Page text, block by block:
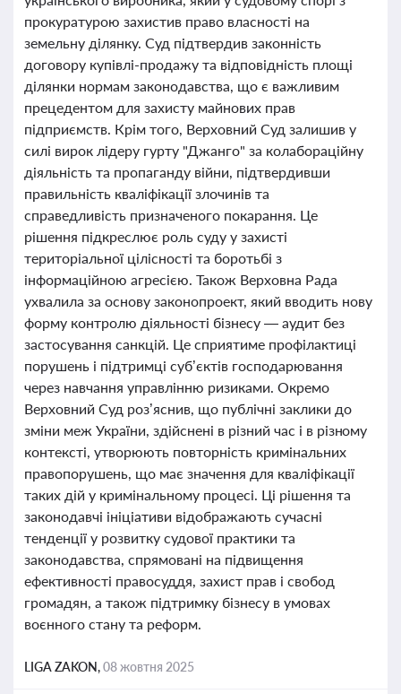
прокуратурою захистив право власності на
земельну ділянку. Суд підтвердив законність
договору купівлі-продажу та відповідність площі
ділянки нормам законодавства, що є важливим
прецедентом для захисту майнових прав
підприємств. Крім того, Верховний Суд залишив у
силі вирок лідеру гурту "Джанго" за колабораційну
діяльність та пропаганду війни, підтвердивши
правильність кваліфікації злочинів та
справедливість призначеного покарання. Це
рішення підкреслює роль суду у захисті
територіальної цілісності та боротьбі з
інформаційною агресією. Також Верховна Рада
ухвалила за основу законопроект, який вводить нову
форму контролю діяльності бізнесу — аудит без
застосування санкцій. Це сприятиме профілактиці
порушень і підтримці суб’єктів господарювання
через навчання управлінню ризиками. Окремо
Верховний Суд роз’яснив, що публічні заклики до
зміни меж України, здійснені в різний час і в різному
контексті, утворюють повторність кримінальних
правопорушень, що має значення для кваліфікації
таких дій у кримінальному процесі. Ці рішення та
законодавчі ініціативи відображають сучасні
тенденції у розвитку судової практики та
законодавства, спрямовані на підвищення
ефективності правосуддя, захист прав і свобод
громадян, а також підтримку бізнесу в умовах
воєнного стану та реформ.
LIGA ZAKON,08 жовтня 2025